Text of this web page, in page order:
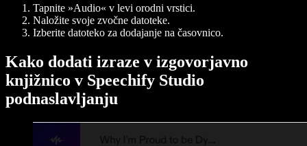
Tapnite »Audio« v levi orodni vrstici.
Naložite svoje zvočne datoteke.
Izberite datoteko za dodajanje na časovnico.
Kako dodati izraze v izgovorjavno
knjižnico v Speechify Studio
podnaslavljanju